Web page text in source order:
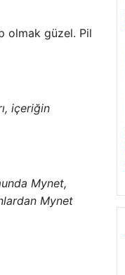
olmak güzel. Pil
içeriğin
Mynet,
Mynet